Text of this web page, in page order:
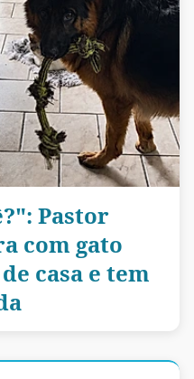
Pastor
com gato
casa e tem